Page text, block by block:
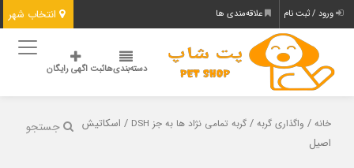
انتخاب شهر ورود / ثبت نام علاقه‌مندی ها
دسته‌بندی‌هاثبت اگهی رایگان
جستجو خانه / واگذاری گربه /گربه تمامی نژاد ها به جز DSH
/ اسکاتیش
اصیل